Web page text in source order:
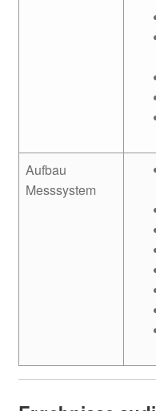
Aufbau
Messsystem